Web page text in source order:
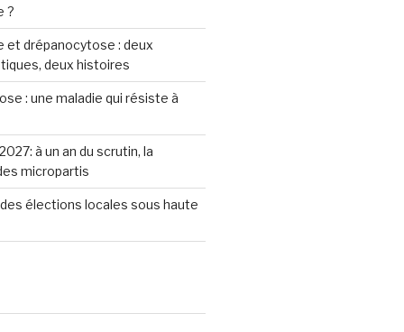
?
et drépanocytose : deux
deux histoires
: une maladie qui résiste à
à un an du scrutin, la
micropartis
des élections locales sous haute